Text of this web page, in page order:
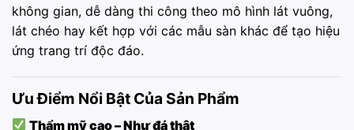
không gian, dễ dàng thi công theo mô hình lát vuông,
lát chéo hay kết hợp với các mẫu sàn khác để tạo hiệu
ứng trang trí độc đáo.
Ưu Điểm Nổi Bật Của Sản Phẩm
Thẩm mỹ cao – Như đá thật